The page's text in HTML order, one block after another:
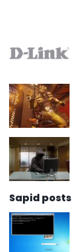
Sapid posts